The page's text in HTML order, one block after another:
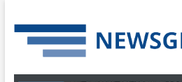
to
content